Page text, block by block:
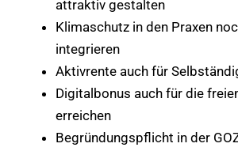
attraktiv gestalten
Klimaschutz in den Praxen
integrieren
Aktivrente auch für
Digitalbonus auch für die
erreichen
Begründungspflicht in der